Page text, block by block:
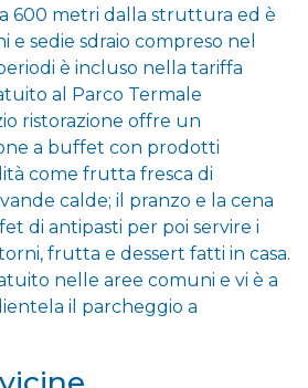
600 metri dalla struttura ed è
sedie sdraio compreso nel
è incluso nella tariffa
al Parco Termale
ristorazione offre un
a buffet con prodotti
come frutta fresca di
calde; il pranzo e la cena
di antipasti per poi servire i
frutta e dessert fatti in casa.
nelle aree comuni e vi è a
il parcheggio a